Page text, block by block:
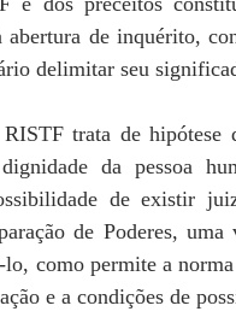
de inquérito,
delimitar seu
trata de
da pessoa
de existir
de Poderes,
como permite a
e a condições de